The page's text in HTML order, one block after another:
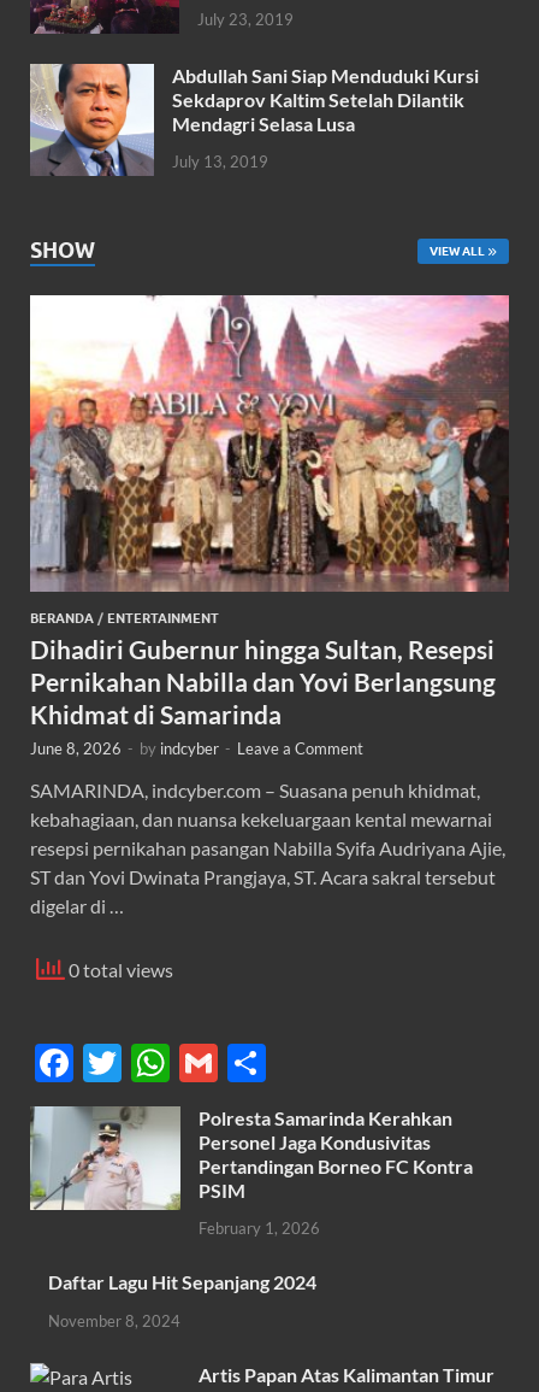
July 23, 2019
Abdullah Sani Siap Menduduki Kursi
Sekdaprov Kaltim Setelah Dilantik
Mendagri Selasa Lusa
July 13, 2019
SHOW VIEW ALL
BERANDA / ENTERTAINMENT
Dihadiri Gubernur hingga Sultan, Resepsi
Pernikahan Nabilla dan Yovi Berlangsung
Khidmat di Samarinda
June 8, 2026 - by indcyber - Leave a Comment
SAMARINDA, indcyber.com – Suasana penuh khidmat,
kebahagiaan, dan nuansa kekeluargaan kental mewarnai
resepsi pernikahan pasangan Nabilla Syifa Audriyana Ajie,
ST dan Yovi Dwinata Prangjaya, ST. Acara sakral tersebut
digelar di …
0 total views
F
ac
e
b
o
k
T
w
itt
er
W
h
at
A
p
G
m
ail
h
ar
e
Polresta Samarinda Kerahkan
Personel Jaga Kondusivitas
Pertandingan Borneo FC Kontra
PSIM
February 1, 2026
Daftar Lagu Hit Sepanjang 2024
November 8, 2024
Artis Papan Atas Kalimantan Timur